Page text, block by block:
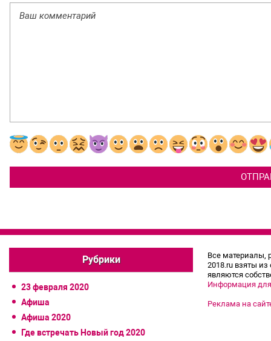
Рубрики
23 февраля 2020
Афиша
Афиша 2020
Где встречать Новый год 2020
Все материалы,
2018.ru взяты
являются
Информация
Реклама на